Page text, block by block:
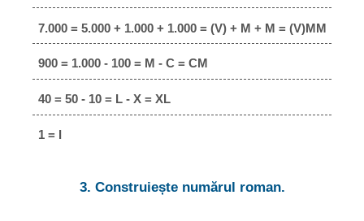
7.000 = 5.000 + 1.000 + 1.000 = (V) + M + M = (V)MM
900 = 1.000 - 100 = M - C = CM
40 = 50 - 10 = L - X = XL
1 = I
3. Construiește numărul roman.